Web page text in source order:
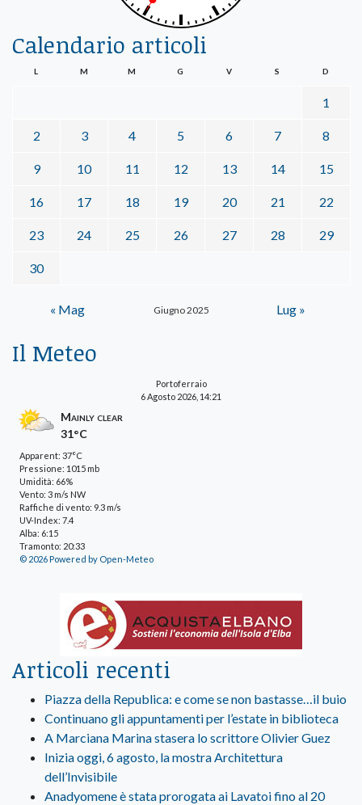
Calendario articoli
Giugno 2025
L M M G V S D
1
2 3 4 5 6 7 8
9 10 11 12 13 14 15
16 17 18 19 20 21 22
23 24 25 26 27 28 29
30
« Mag Lug »
Il Meteo
Portoferraio
6 Agosto 2026, 14:21
Mainly clear
31°C
Apparent: 37°C
Pressione: 1015 mb
Umidità: 66%
Vento: 3 m/s NW
Raffiche di vento: 9.3 m/s
UV-Index: 7.4
Alba: 6:15
Tramonto: 20:33
© 2026 Powered by Open-Meteo
Articoli recenti
Piazza della Republica: e come se non bastasse…il buio
Continuano gli appuntamenti per l’estate in biblioteca
A Marciana Marina stasera lo scrittore Olivier Guez
Inizia oggi, 6 agosto, la mostra Architettura
dell’Invisibile
Anadyomene è stata prorogata ai Lavatoi fino al 20